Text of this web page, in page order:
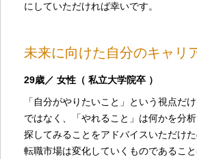
にしていただければ幸いです。
未来に向けた自分のキャリ
29歳／ 女性（ 私立大学院卒 ）
「自分がやりたいこと」という視点だ
ではなく、「やれること」は何かを分
探してみることをアドバイスいただけた
転職市場は変化していくものであるこ